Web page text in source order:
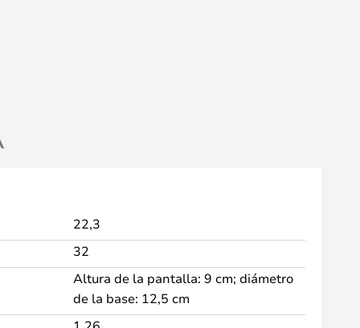
22,3
32
Altura de la pantalla: 9 cm; diámetro
de la base: 12,5 cm